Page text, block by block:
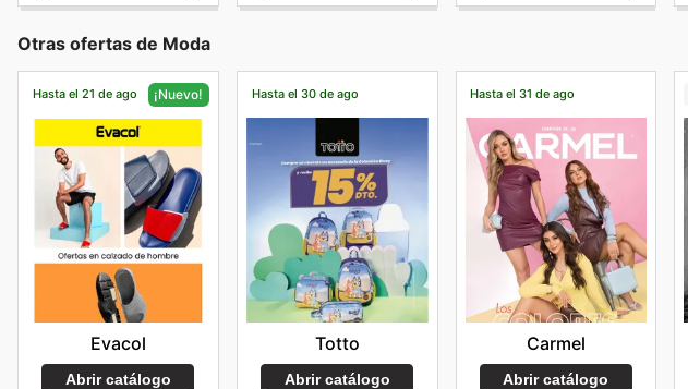
Otras ofertas de Moda
Hasta el 21 de ago ¡Nuevo!
Evacol
Abrir catálogo
Hasta el 30 de ago
Totto
Abrir catálogo
Hasta el 31 de ago
Carmel
Abrir catálogo